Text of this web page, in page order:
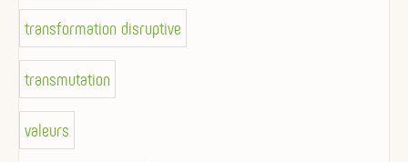
transformation disruptive
transmutation
valeurs